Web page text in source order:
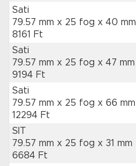
Sati
79.57 mm x 25 fog x 40 mm
8161 Ft
Sati
79.57 mm x 25 fog x 47 mm
9194 Ft
Sati
79.57 mm x 25 fog x 66 mm
12294 Ft
SIT
79.57 mm x 25 fog x 31 mm
6684 Ft